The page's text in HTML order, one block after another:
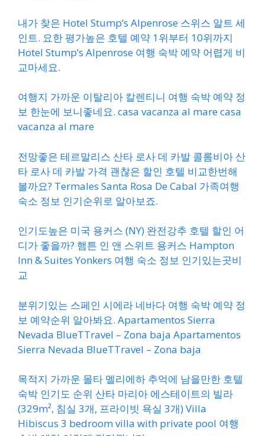
내가 찾은 Hotel Stump’s Alpenrose 스위스 알트 세
인트. 요한 평가높은 호텔 예약 1위부터 10위까지
Hotel Stump’s Alpenrose 여행 숙박 예약 어렵게 비
교마세요.
여행지 가까운 이탈리아 칼렌티니 여행 숙박 예약 정
보 한눈에 보니좋네요. casa vacanza al mare casa
vacanza al mare
전망좋은 테르말리스 산타 로사 데 카발 콜롬비아 산
타 로사 데 카발 가격 괜찮은 할인 호텔 비교한번해
볼까요? Termales Santa Rosa De Cabal 가족여행
숙소 정보 인기순위로 알아보죠.
인기도높은 미국 용커스 (NY) 완전강추 호텔 할인 어
디가 좋을까? 햄튼 인 앤 스위트 용커스 Hampton
Inn & Suites Yonkers 여행 숙소 정보 인기있는곳비
교
분위기있는 스페인 시에라 네바다 여행 숙박 예약 정
보 예약순위 알아봐요. Apartamentos Sierra
Nevada BlueTTravel – Zona baja Apartamentos
Sierra Nevada BlueTTravel – Zona baja
목적지 가까운 몰타 멜리에하 추억에 남을만한 호텔
숙박 인기도 순위 산타 마리아 에스테이트의 빌라
(329m², 침실 3개, 프라이빗 욕실 3개) Villa
Hibiscus 3 bedroom villa with private pool 여행